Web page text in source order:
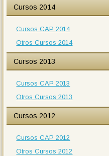
Cursos 2014
Cursos CAP 2014
Otros Cursos 2014
Cursos 2013
Cursos CAP 2013
Otros Cursos 2013
Cursos 2012
Cursos CAP 2012
Otros Cursos 2012